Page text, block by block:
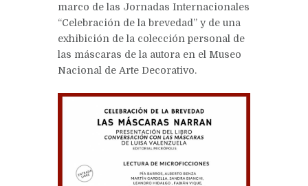
marco de las Jornadas Internacionales
“Celebración de la brevedad” y de una
exhibición de la colección personal de
las máscaras de la autora en el Museo
Nacional de Arte Decorativo.